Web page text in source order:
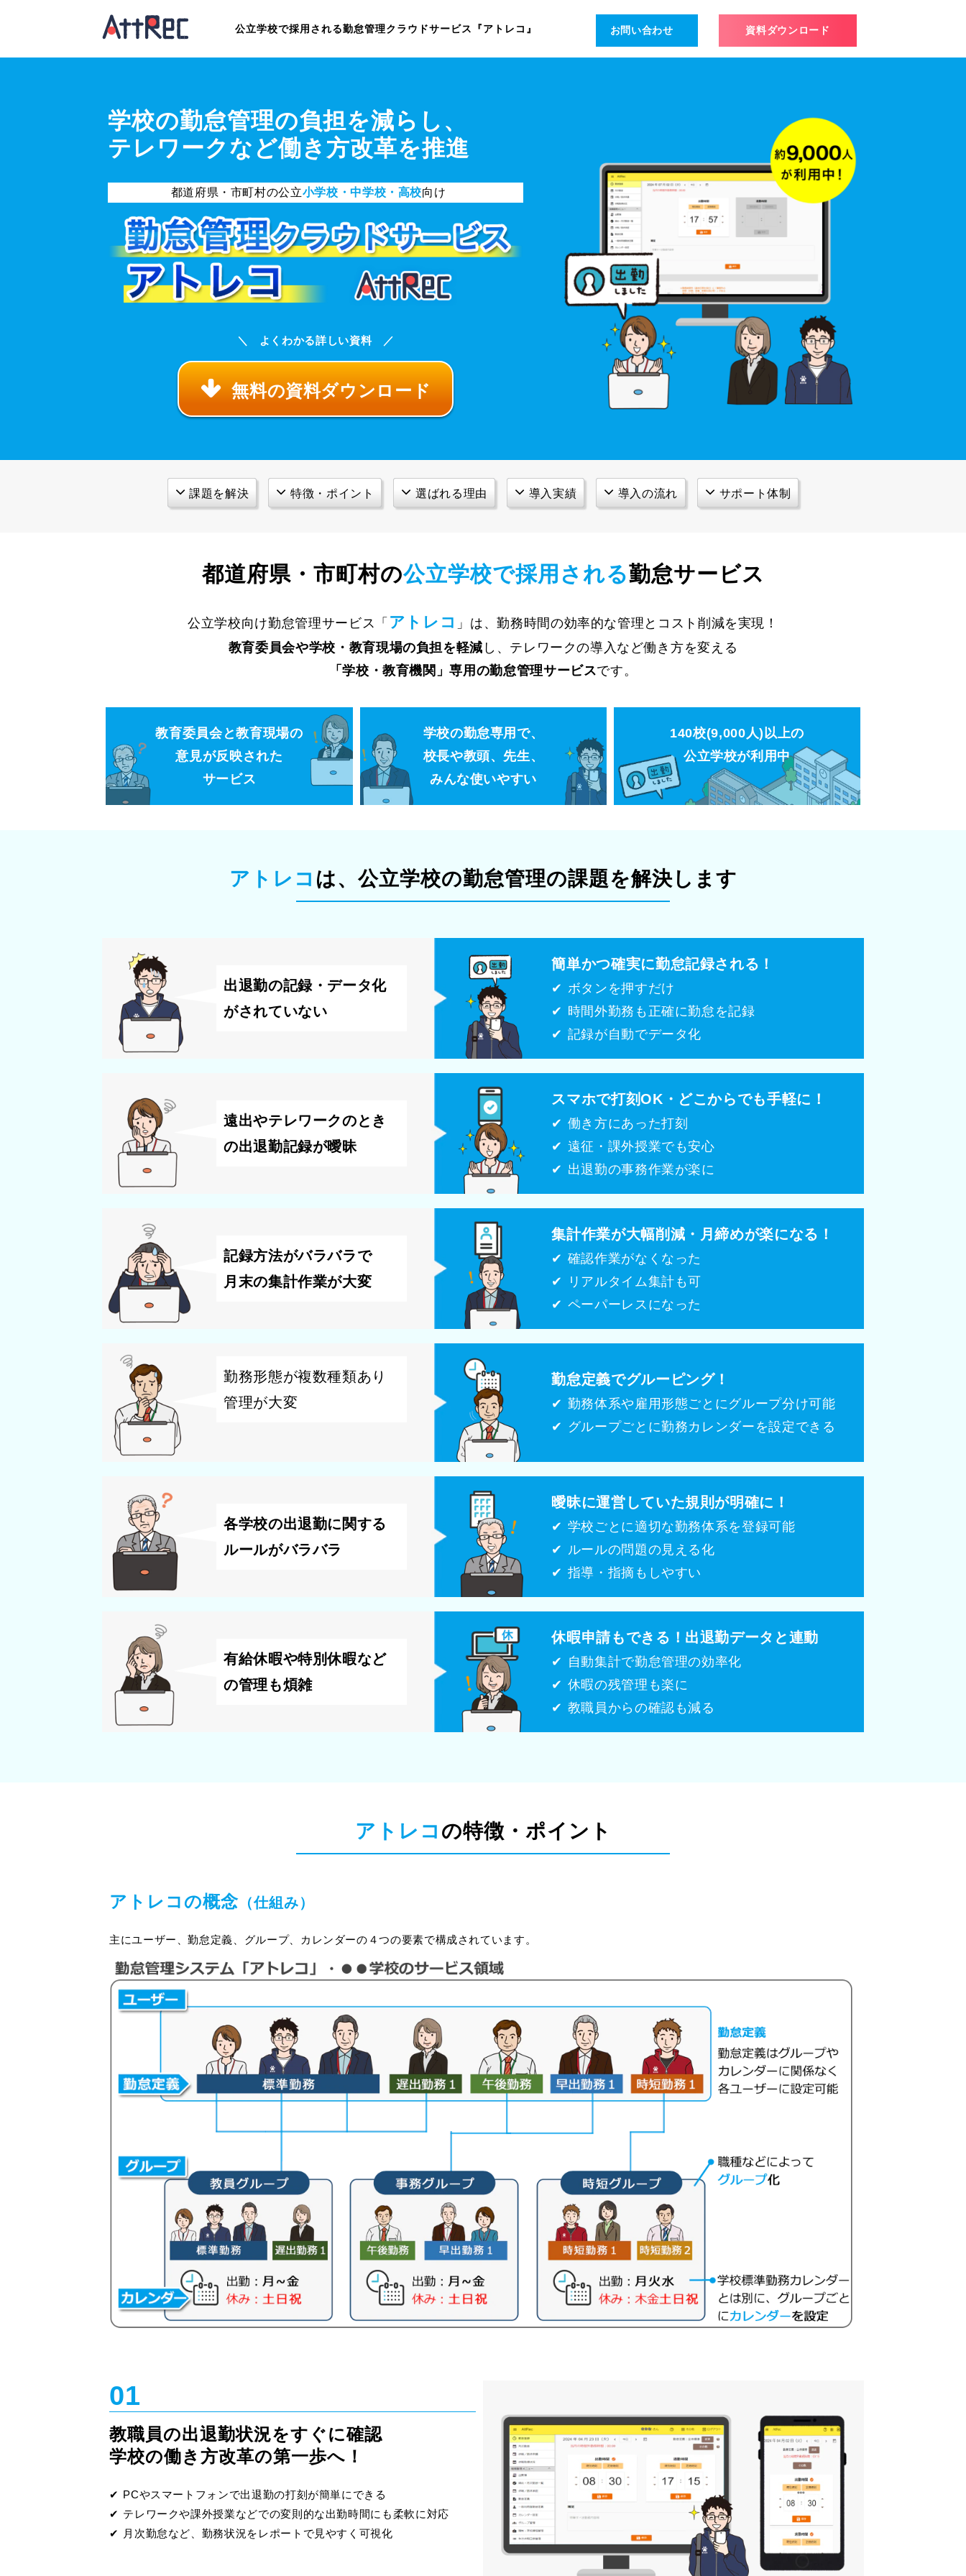
公立学校で採用される勤怠管理クラウドサービス『アトレコ』 お問い合わせ 資料ダウンロード
学校の勤怠管理の負担を減らし、
テレワークなど働き方改革を推進
都道府県・市町村の公立小学校・中学校・高校向け
＼ よくわかる詳しい資料 ／
無料の資料ダウンロード
課題を解決 特徴・ポイント 選ばれる理由 導入実績 導入の流れ サポート体制
都道府県・市町村の公立学校で採用される勤怠サービス
公立学校向け勤怠管理サービス「 アトレコ 」は、勤務時間の効率的な管理とコスト削減を実現！
教育委員会や学校・教育現場の負担を軽減 し、テレワークの導入など働き方を変える
「学校・教育機関」専用の勤怠管理サービスです。
教育委員会と教育現場の
意見が反映された
サービス
学校の勤怠専用で、​
校長や教頭、先生、​
みんな使いやすい
140校(9,000人)以上の
公立学校が利用中​
アトレコ は、公立学校の勤怠管理の課題を解決します
出退勤の記録・データ化
がされていない
簡単かつ確実に勤怠記録される！
✔ ボタンを押すだけ
✔ 時間外勤務も正確に勤怠を記録
✔ 記録が自動でデータ化
遠出やテレワークのとき
の出退勤記録が曖昧
スマホで打刻OK・どこからでも手軽に！
✔ 働き方にあった打刻
✔ 遠征・課外授業でも安心
✔ 出退勤の事務作業が楽に
記録方法がバラバラで
月末の集計作業が大変
集計作業が大幅削減・月締めが楽になる！
✔ 確認作業がなくなった
✔ リアルタイム集計も可
✔ ペーパーレスになった
勤務形態が複数種類あり
管理が大変
勤怠定義でグルーピング！
✔ 勤務体系や雇用形態ごとにグループ分け可能
✔ グループごとに勤務カレンダーを設定できる
各学校の出退勤に関する
ルールがバラバラ
曖昧に運営していた規則が明確に！
✔ 学校ごとに適切な勤務体系を登録可能
✔ ルールの問題の見える化
✔ 指導・指摘もしやすい
有給休暇や特別休暇など
の管理も煩雑
休暇申請もできる！出退勤データと連動
✔ 自動集計で勤怠管理の効率化
✔ 休暇の残管理も楽に
✔ 教職員からの確認も減る
アトレコ の特徴・ポイント
アトレコの概念 （仕組み）
主にユーザー、勤怠定義、グループ、カレンダーの４つの要素で構成されています。
01
教職員の出退勤状況をすぐに確認
学校の働き方改革の第一歩へ！
✔ PCやスマートフォンで出退勤の打刻が簡単にできる
✔ テレワークや課外授業などでの変則的な出勤時間にも柔軟に対応
✔ 月次勤怠など、勤務状況をレポートで見やすく可視化